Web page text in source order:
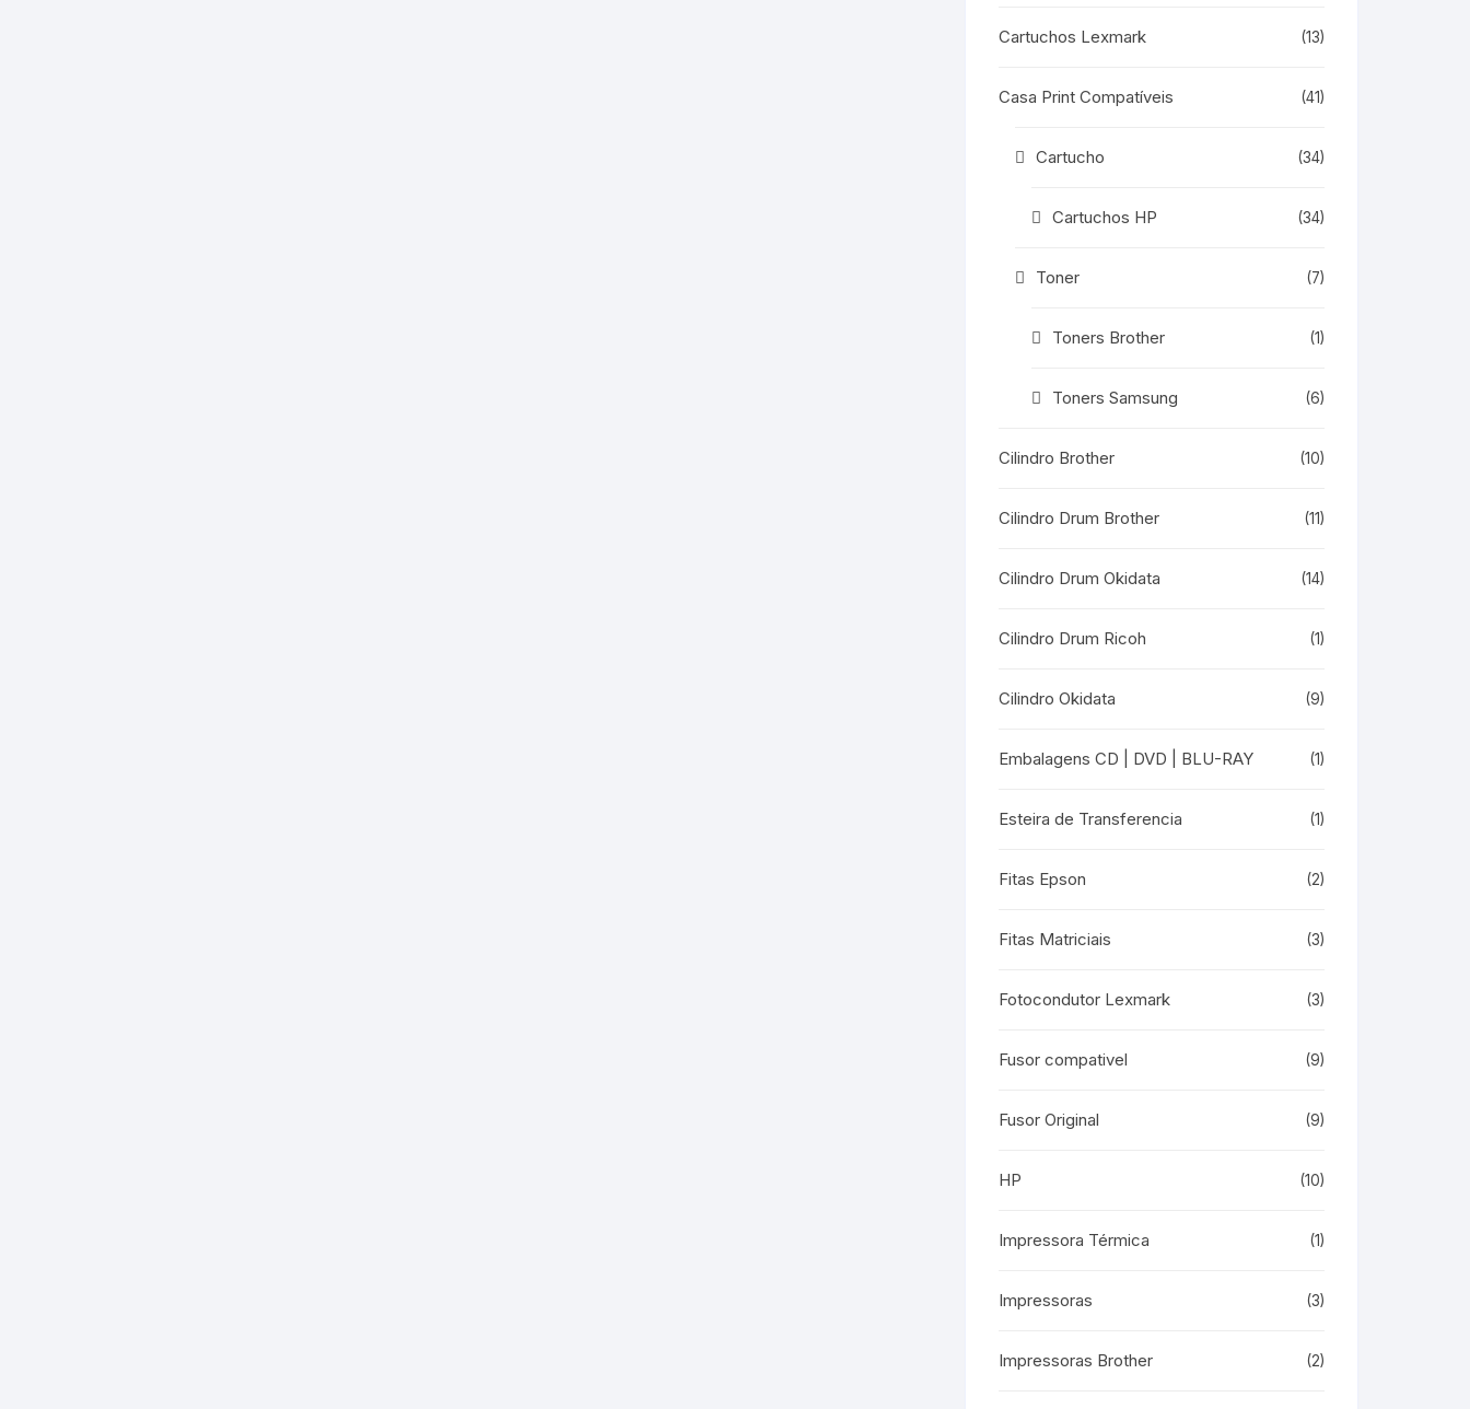
Cartuchos Lexmark (13)
Casa Print Compatíveis (41)
Cartucho (34)
Cartuchos HP (34)
Toner (7)
Toners Brother (1)
Toners Samsung (6)
Cilindro Brother (10)
Cilindro Drum Brother (11)
Cilindro Drum Okidata (14)
Cilindro Drum Ricoh (1)
Cilindro Okidata (9)
Embalagens CD | DVD | BLU-RAY (1)
Esteira de Transferencia (1)
Fitas Epson (2)
Fitas Matriciais (3)
Fotocondutor Lexmark (3)
Fusor compativel (9)
Fusor Original (9)
HP (10)
Impressora Térmica (1)
Impressoras (3)
Impressoras Brother (2)